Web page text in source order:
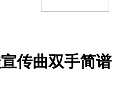
传曲双手简谱